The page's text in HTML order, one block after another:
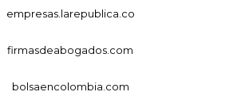
empresas.larepublica.co
firmasdeabogados.com
bolsaencolombia.com